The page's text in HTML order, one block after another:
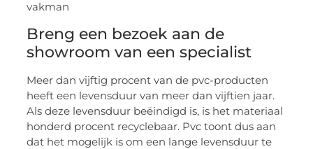
Breng een bezoek aan de
showroom van een specialist
Meer dan vijftig procent van de pvc-producten
heeft een levensduur van meer dan vijftien jaar.
Als deze levensduur beëindigd is, is het materiaal
honderd procent recyclebaar. Pvc toont dus aan
dat het mogelijk is om een lange levensduur te